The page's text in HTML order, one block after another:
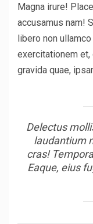
Magna irure!
accusamus nam!
libero non
exercitationem
gravida quae,
Delectus
laudantium
cras!
Eaque, eius